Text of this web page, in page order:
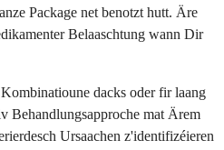
Package net benotzt hutt. Äre
Belaaschtung wann Dir
dacks oder fir laang
Behandlungsapproche mat Ärem
Ursaachen z'identifizéieren